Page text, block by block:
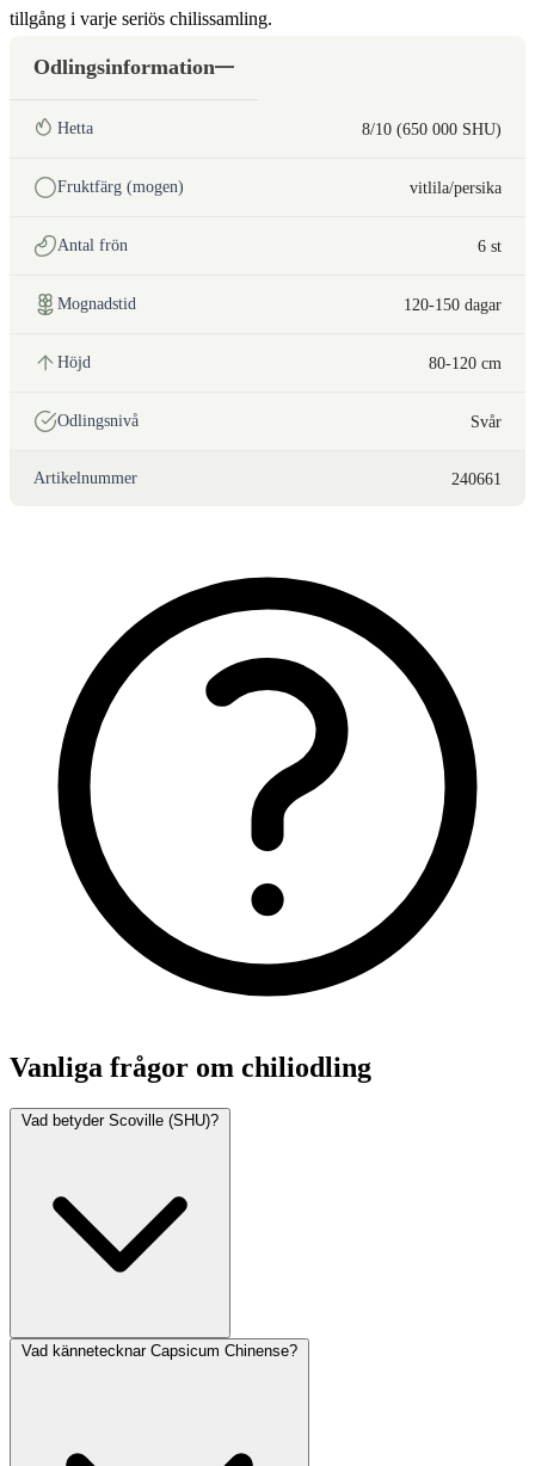
tillgång i varje seriös chilissamling.
Odlingsinformation
Hetta 8/10 (650 000 SHU)
Fruktfärg (mogen) vitlila/persika
Antal frön 6 st
Mognadstid 120-150 dagar
Höjd 80-120 cm
Odlingsnivå Svår
Artikelnummer 240661
Vanliga frågor om chiliodling
Vad betyder Scoville (SHU)?
Vad kännetecknar Capsicum Chinense?